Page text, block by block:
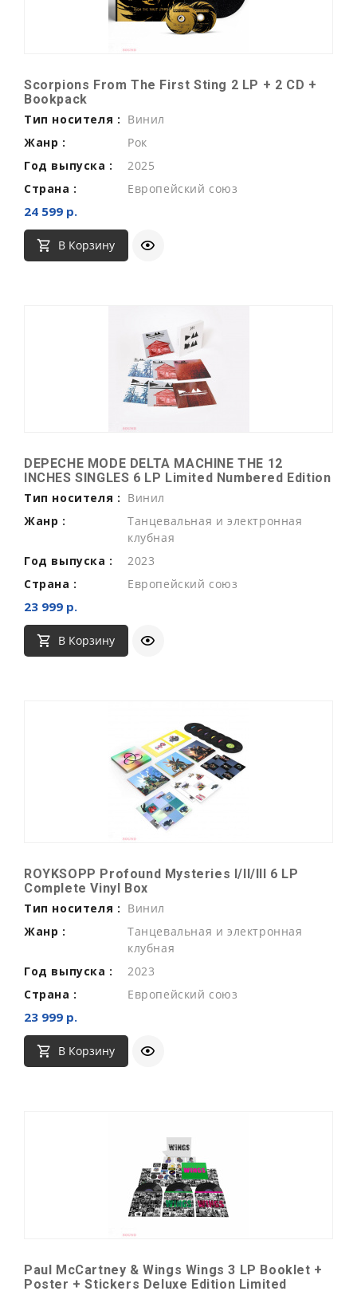
Scorpions From The First Sting 2 LP + 2 CD +
Bookpack
Тип носителя : Винил
Жанр :
Рок
Год выпуска :
2025
Страна :
Европейский союз
24 599 р.
В Корзину
DEPECHE MODE DELTA MACHINE THE 12
INCHES SINGLES 6 LP Limited Numbered Edition
Тип носителя : Винил
Жанр :
Танцевальная и электронная
клубная
Год выпуска :
2023
Страна :
Европейский союз
23 999 р.
В Корзину
ROYKSOPP Profound Mysteries I/II/III 6 LP
Complete Vinyl Box
Тип носителя : Винил
Жанр :
Танцевальная и электронная
клубная
Год выпуска :
2023
Страна :
Европейский союз
23 999 р.
В Корзину
Paul McCartney & Wings Wings 3 LP Booklet +
Poster + Stickers Deluxe Edition Limited